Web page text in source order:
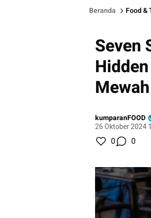
Beranda Food &
Seven
Mewah
kumparanFOOD
26 Oktober 2024
0 0